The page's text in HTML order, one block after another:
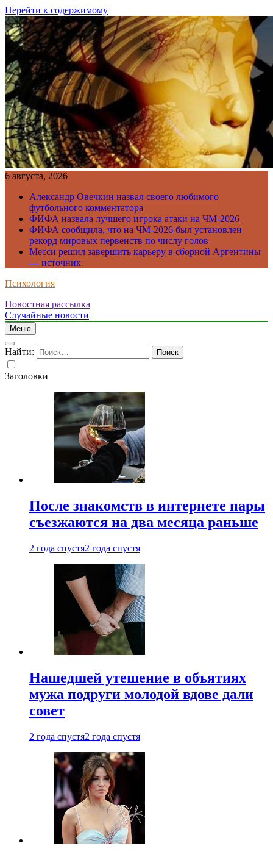
Перейти к содержимому
6 августа, 2026
Александр Овечкин назвал своего любимого
футбольного комментатора
ФИФА назвала лучшего игрока атаки на ЧМ-2026
ФИФА сообщила, что на ЧМ-2026 был установлен
рекорд мировых первенств по числу голов
Месси решил завершить карьеру в сборной Аргентины
— источник
Психология
Новостная рассылка
Случайные новости
Меню
Найти:
Заголовки
После знакомств в интернете пары
съезжаются на два месяца раньше
2 года спустя2 года спустя
Нашедшей утешение в объятиях
мужа подруги молодой вдове дали
совет
2 года спустя2 года спустя